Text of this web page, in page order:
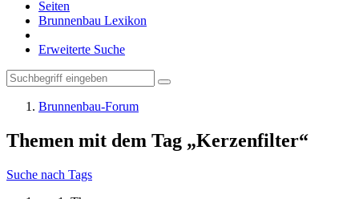
Seiten
Brunnenbau Lexikon
Erweiterte Suche
Brunnenbau-Forum
Themen mit dem Tag „Kerzenfilter“
Suche nach Tags